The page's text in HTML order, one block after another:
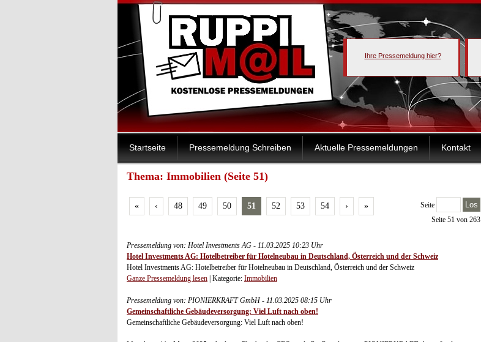
Ihre Pressemeldung hier?
Startseite Pressemeldung Schreiben Aktuelle Pressemeldungen Kontakt
Thema: Immobilien (Seite 51)
« ‹ 48 49 50 51 52 53 54 › » Seite Los
Seite 51 von 263
Pressemeldung von: Hotel Investments AG - 11.03.2025 10:23 Uhr
Hotel Investments AG: Hotelbetreiber für Hotelneubau in Deutschland, Österreich und der Schweiz
Hotel Investments AG: Hotelbetreiber für Hotelneubau in Deutschland, Österreich und der Schweiz
Ganze Pressemeldung lesen | Kategorie: Immobilien
Pressemeldung von: PIONIERKRAFT GmbH - 11.03.2025 08:15 Uhr
Gemeinschaftliche Gebäudeversorgung: Viel Luft nach oben!
Gemeinschaftliche Gebäudeversorgung: Viel Luft nach oben!